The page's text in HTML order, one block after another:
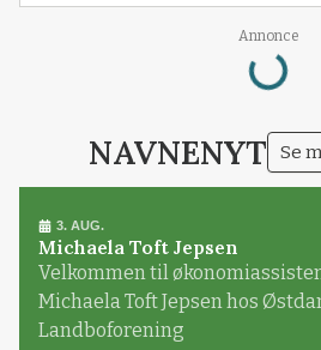
Annonce
Loading...
NAVNENYT Se
3. AUG.
Michaela Toft Jepsen
Velkommen til
Michaela Toft Jepsen hos
Landboforening